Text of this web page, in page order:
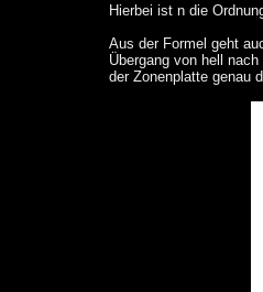
Hierbei ist n die
Aus der Formel geht
Übergang von hell
der Zonenplatte genau